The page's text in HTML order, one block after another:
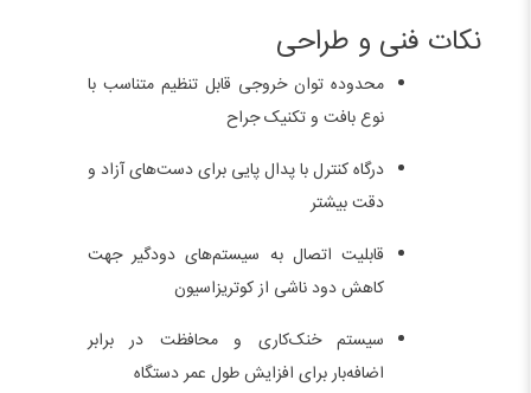
نکات فنی و طراحی
محدوده توان خروجی قابل تنظیم متناسب با
نوع بافت و تکنیک جراح
درگاه کنترل با پدال پایی برای دست‌های آزاد و
دقت بیشتر
قابلیت اتصال به سیستم‌های دودگیر جهت
کاهش دود ناشی از کوتریزاسیون
سیستم خنک‌کاری و محافظت در برابر
اضافه‌بار برای افزایش طول عمر دستگاه